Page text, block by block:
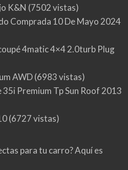
K&N (7502 vistas)
Comprada 10 De Mayo 2024
4matic 4×4 2.0turb Plug
AWD(6983 vistas)
Premium Tp Sun Roof 2013
(6727 vistas)
para tu carro? Aquí es